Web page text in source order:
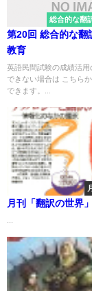
総合的な翻
第20回 総合的な翻
教育
英語民間試験の成績活
できない場合は こちら
できます。...
月刊「翻訳の世界